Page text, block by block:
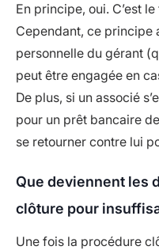
En principe, oui. C’est
Cependant, ce principe
personnelle du gérant
peut être engagée en
De plus, si un associé
pour un prêt bancaire
se retourner contre lui
Que deviennent les
clôture pour
Une fois la procédure